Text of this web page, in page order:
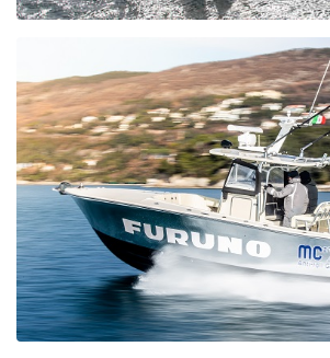
DIPORTO
I prodotti FURUNO sono utilizzati su tutte le
dalle piccole imbarcazioni fino a yacht e